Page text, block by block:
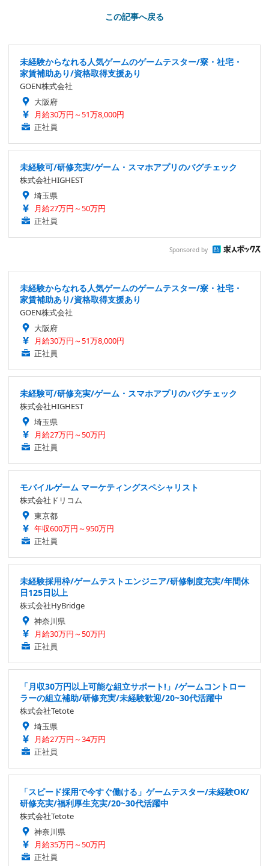
この記事へ戻る
未経験からなれる人気ゲームのゲームテスター/寮・社宅・
家賃補助あり/資格取得支援あり
GOEN株式会社
大阪府
月給30万円～51万8,000円
正社員
未経験可/研修充実/ゲーム・スマホアプリのバグチェック
株式会社HIGHEST
埼玉県
月給27万円～50万円
正社員
Sponsored by
未経験からなれる人気ゲームのゲームテスター/寮・社宅・
家賃補助あり/資格取得支援あり
GOEN株式会社
大阪府
月給30万円～51万8,000円
正社員
未経験可/研修充実/ゲーム・スマホアプリのバグチェック
株式会社HIGHEST
埼玉県
月給27万円～50万円
正社員
モバイルゲーム マーケティングスペシャリスト
株式会社ドリコム
東京都
年収600万円～950万円
正社員
未経験採用枠/ゲームテストエンジニア/研修制度充実/年間休
日125日以上
株式会社HyBridge
神奈川県
月給30万円～50万円
正社員
「月収30万円以上可能な組立サポート!」/ゲームコントロー
ラーの組立補助/研修充実/未経験歓迎/20~30代活躍中
株式会社Tetote
埼玉県
月給27万円～34万円
正社員
「スピード採用で今すぐ働ける」ゲームテスター/未経験OK/
研修充実/福利厚生充実/20~30代活躍中
株式会社Tetote
神奈川県
月給35万円～50万円
正社員